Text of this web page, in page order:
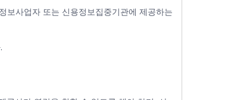
보사업자 또는 신용정보집중기관에 제공하는